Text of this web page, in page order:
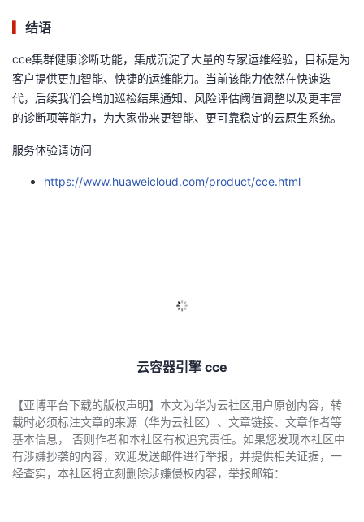
结语
cce集群健康诊断功能，集成沉淀了大量的专家运维经验，目标是为
客户提供更加智能、快捷的运维能力。当前该能力依然在快速迭
代，后续我们会增加巡检结果通知、风险评估阈值调整以及更丰富
的诊断项等能力，为大家带来更智能、更可靠稳定的云原生系统。
服务体验请访问
https://www.huaweicloud.com/product/cce.html
云容器引擎 cce
【亚博平台下载的版权声明】本文为华为云社区用户原创内容，转
载时必须标注文章的来源（华为云社区）、文章链接、文章作者等
基本信息， 否则作者和本社区有权追究责任。如果您发现本社区中
有涉嫌抄袭的内容，欢迎发送邮件进行举报，并提供相关证据，一
经查实，本社区将立刻删除涉嫌侵权内容，举报邮箱：